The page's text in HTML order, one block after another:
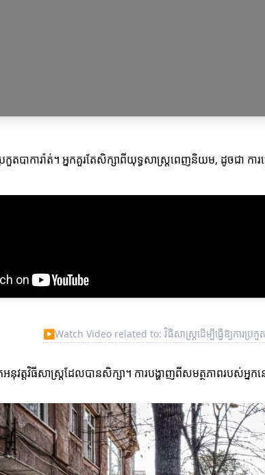
បាការ៉ាត់។ អ្នកគួរតែសិក្សាពីយុទ្ធសាស្ត្រពេញនិយម, ដូចជា ក
▶Watch Video related to: វិធីសាស្ត្រដើម្បីធ្វើឱ្យការប្រកួត
នុវត្តវិធីសាស្ត្រដែលបានសិក្សា។ ការបង្ហាញពីសមត្ថភាពរបស់អ្